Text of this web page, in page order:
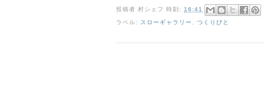
投稿者村シェフ 時刻: 16:41
ラベル: スローギャラリー ,つくりびと